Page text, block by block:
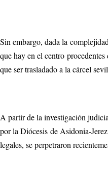
Sin embargo, dada la
que hay en el centro
que ser trasladado a la cárcel
A partir de la investigación
por la Diócesis de Asidonia-
legales, se perpetraron